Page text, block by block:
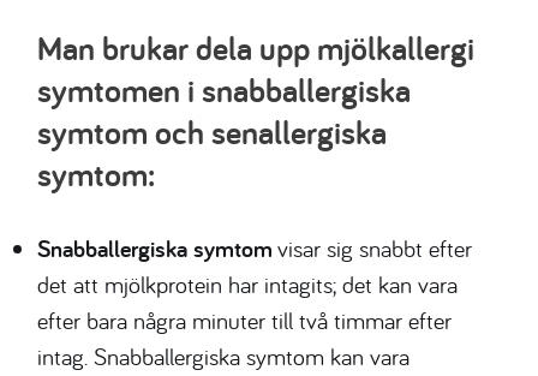
Man brukar dela upp mjölkallergi
symtomen i snabballergiska
symtom och senallergiska
symtom:
Snabballergiska symtom visar sig snabbt efter
det att mjölkprotein har intagits; det kan vara
efter bara några minuter till två timmar efter
intag. Snabballergiska symtom kan vara